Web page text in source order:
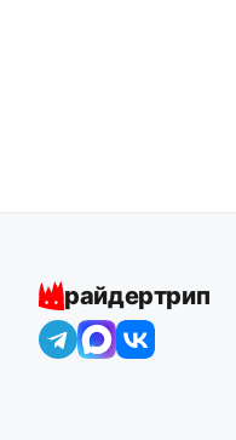
райдертрип